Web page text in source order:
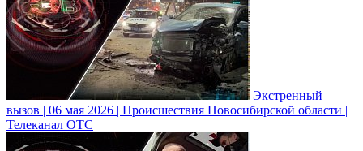
Экстренный
вызов | 06 мая 2026 | Происшествия Новосибирской области |
Телеканал ОТС